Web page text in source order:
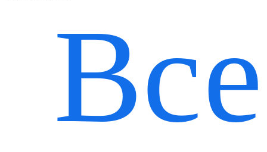
{{ featureTitle }}
Все